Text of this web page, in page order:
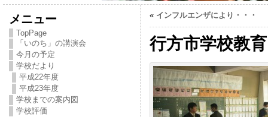
メニュー
TopPage
「いのち」の講演会
今月の予定
学校だより
平成22年度
平成23年度
学校までの案内図
学校評価
« インフルエンザにより・・・
行方市学校教